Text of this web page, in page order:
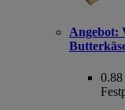
Angebot:
0.88